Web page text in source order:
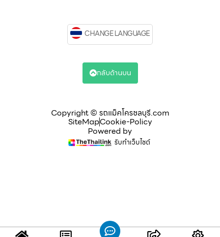
Copyright © รถแม็คโครชลบุรี.com
SiteMapCookie-Policy
Powered by
รับทำเว็บไซต์
CHANGE LANGUAGE
กลับด้านบน